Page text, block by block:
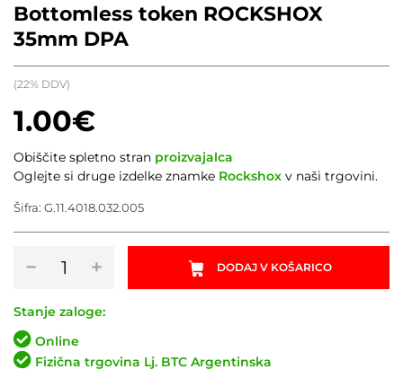
Bottomless token ROCKSHOX
35mm DPA
1.00€
(22% DDV)
−
token
35mm
DPA
količina
+ DODAJ V KOŠARICO
Obiščite spletno stran proizvajalca
Oglejte si druge izdelke znamke Rockshox v naši trgovini.
Šifra: G.11.4018.032.005
Stanje zaloge:
Online
Fizična trgovina Lj. BTC Argentinska